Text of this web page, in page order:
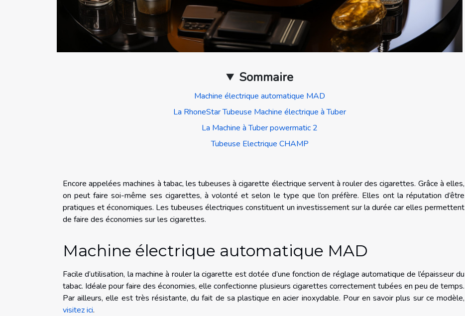
Sommaire
Machine électrique automatique MAD
La RhoneStar Tubeuse Machine électrique à Tuber
La Machine à Tuber powermatic 2
Tubeuse Electrique CHAMP
Encore appelées machines à tabac, les tubeuses à cigarette électrique servent à rouler des cigarettes. Grâce à elles,
on peut faire soi-même ses cigarettes, à volonté et selon le type que l’on préfère. Elles ont la réputation d’être
pratiques et économiques. Les tubeuses électriques constituent un investissement sur la durée car elles permettent
de faire des économies sur les cigarettes.
Machine électrique automatique MAD
Facile d’utilisation, la machine à rouler la cigarette est dotée d’une fonction de réglage automatique de l’épaisseur du
tabac. Idéale pour faire des économies, elle confectionne plusieurs cigarettes correctement tubées en peu de temps.
Par ailleurs, elle est très résistante, du fait de sa plastique en acier inoxydable. Pour en savoir plus sur ce modèle,
visitez ici.